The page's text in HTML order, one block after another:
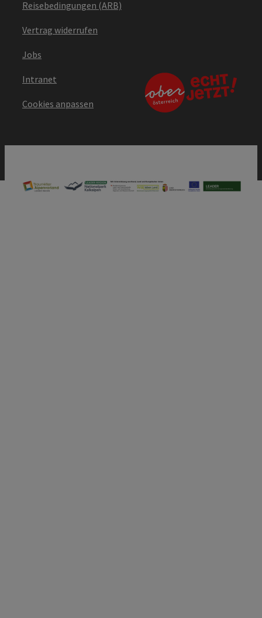
Reisebedingungen (ARB)
Vertrag widerrufen
Jobs
Intranet
Cookies anpassen